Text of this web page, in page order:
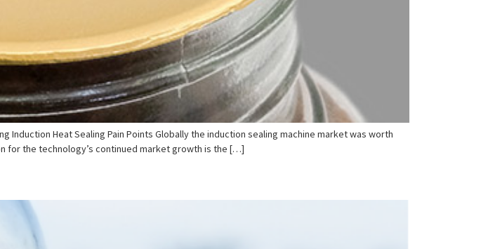
Induction Heat Sealing Pain Points Globally the induction sealing machine market was worth
for the technology’s continued market growth is the […]